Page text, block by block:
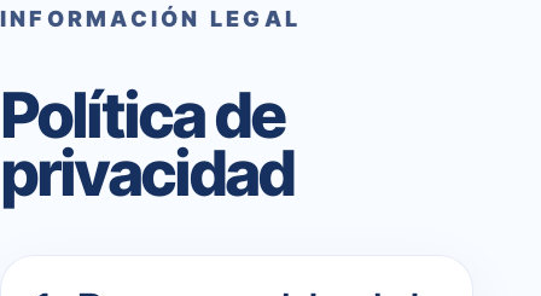
INFORMACIÓN LEGAL
Política de
privacidad